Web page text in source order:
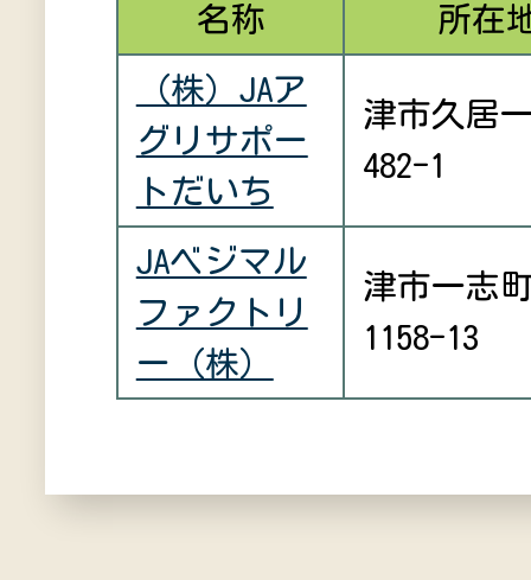
名称 所在
（株）JAア
グリサポー
トだいち
津市久居
482-1
JAベジマル
ファクトリ
ー（株）
津市一志
1158-13